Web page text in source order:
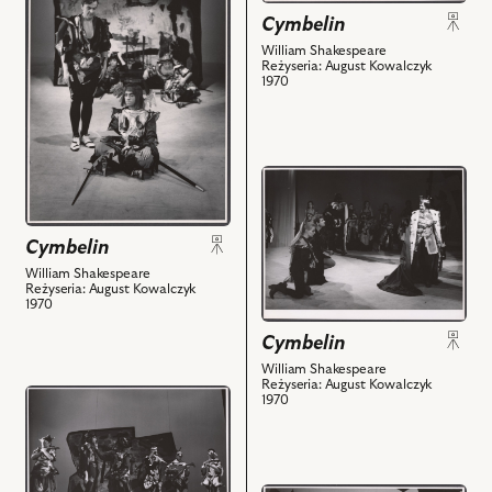
Rastawicka
-
Imogena,
Cymbelin
powiązanych
z
nim
obiektów
Cymbelin
William Shakespeare
Reżyseria: August Kowalczyk
1970
obiektu
Cymbelin,
zdjęciu:
Andrzej
Szajewski
-
Francuz,
Zygmunt
-
Kloten
i
Cymbelin
William Shakespeare
Reżyseria: August Kowalczyk
1970
przejdź
obiektu
Cymbelin,
zdjęciu:
Anna
Nehrebecka
-
Imogena,
Cymbelin
William Shakespeare
Reżyseria: August Kowalczyk
1970
przejdź
obiektu
Cymbelin,